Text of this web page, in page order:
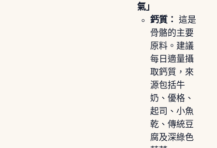
氣」
鈣質： 這是
骨骼的主要
原料。建議
每日適量攝
取鈣質，來
源包括牛
奶、優格、
起司、小魚
乾、傳統豆
腐及深綠色